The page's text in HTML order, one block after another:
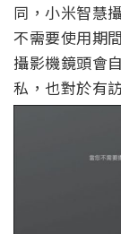
同，小米智慧
不需要使用期
攝影機鏡頭會
私，也對於有